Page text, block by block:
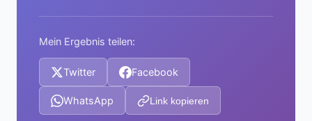
Mein Ergebnis teilen:
Twitter Facebook
WhatsApp Link kopieren